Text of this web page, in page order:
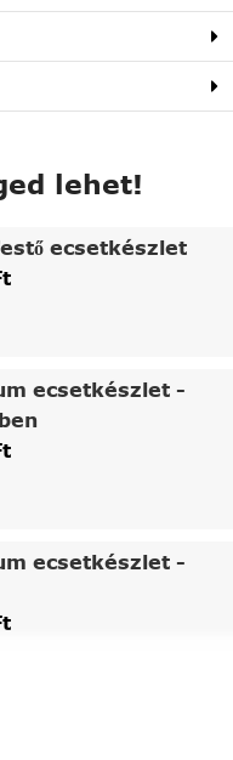
lehet!
ecsetkészlet
ecsetkészlet -
ecsetkészlet -